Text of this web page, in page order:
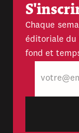
Chaque
éditoriale du
fond et
mail